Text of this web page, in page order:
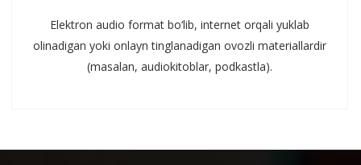
Elektron audio format bo‘lib, internet orqali yuklab
olinadigan yoki onlayn tinglanadigan ovozli materiallardir
(masalan, audiokitoblar, podkastla).